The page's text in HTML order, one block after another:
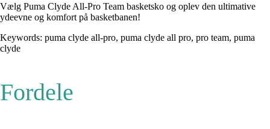
Vælg Puma Clyde All-Pro Team basketsko og oplev den ultimative
ydeevne og komfort på basketbanen!
Keywords: puma clyde all-pro, puma clyde all pro, pro team, puma
clyde
Fordele